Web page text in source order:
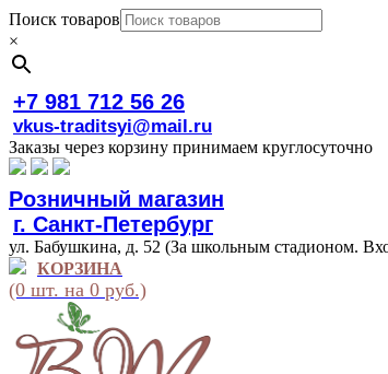
Поиск товаров
×
+7 981 712 56 26
vkus-traditsyi@mail.ru
Заказы через корзину принимаем круглосуточно
Розничный магазин
г. Санкт-Петербург
ул. Бабушкина, д. 52 (За школьным стадионом.
КОРЗИНА
(0 шт. на 0 руб.)